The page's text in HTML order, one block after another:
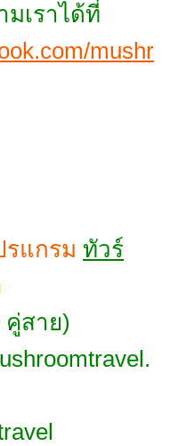
มเราได้ที่
mushr
รแกรม ทัวร์
คู่สาย)